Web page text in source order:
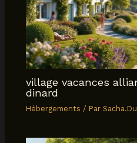
village vacances
dinard
Hébergements / Par